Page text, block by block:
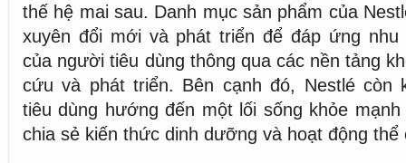
thế hệ mai sau. Danh mục sản phẩm của
xuyên đổi mới và phát triển để đáp ứng nhu
của người tiêu dùng thông qua các nền tảng
cứu và phát triển. Bên cạnh đó, Nestlé còn
tiêu dùng hướng đến một lối sống khỏe
chia sẻ kiến thức dinh dưỡng và hoạt động thể